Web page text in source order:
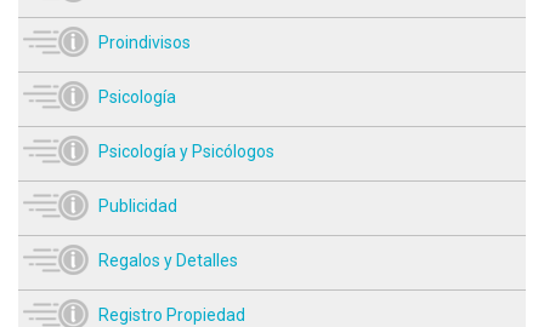
Proindivisos
Psicología
Psicología y Psicólogos
Publicidad
Regalos y Detalles
Registro Propiedad